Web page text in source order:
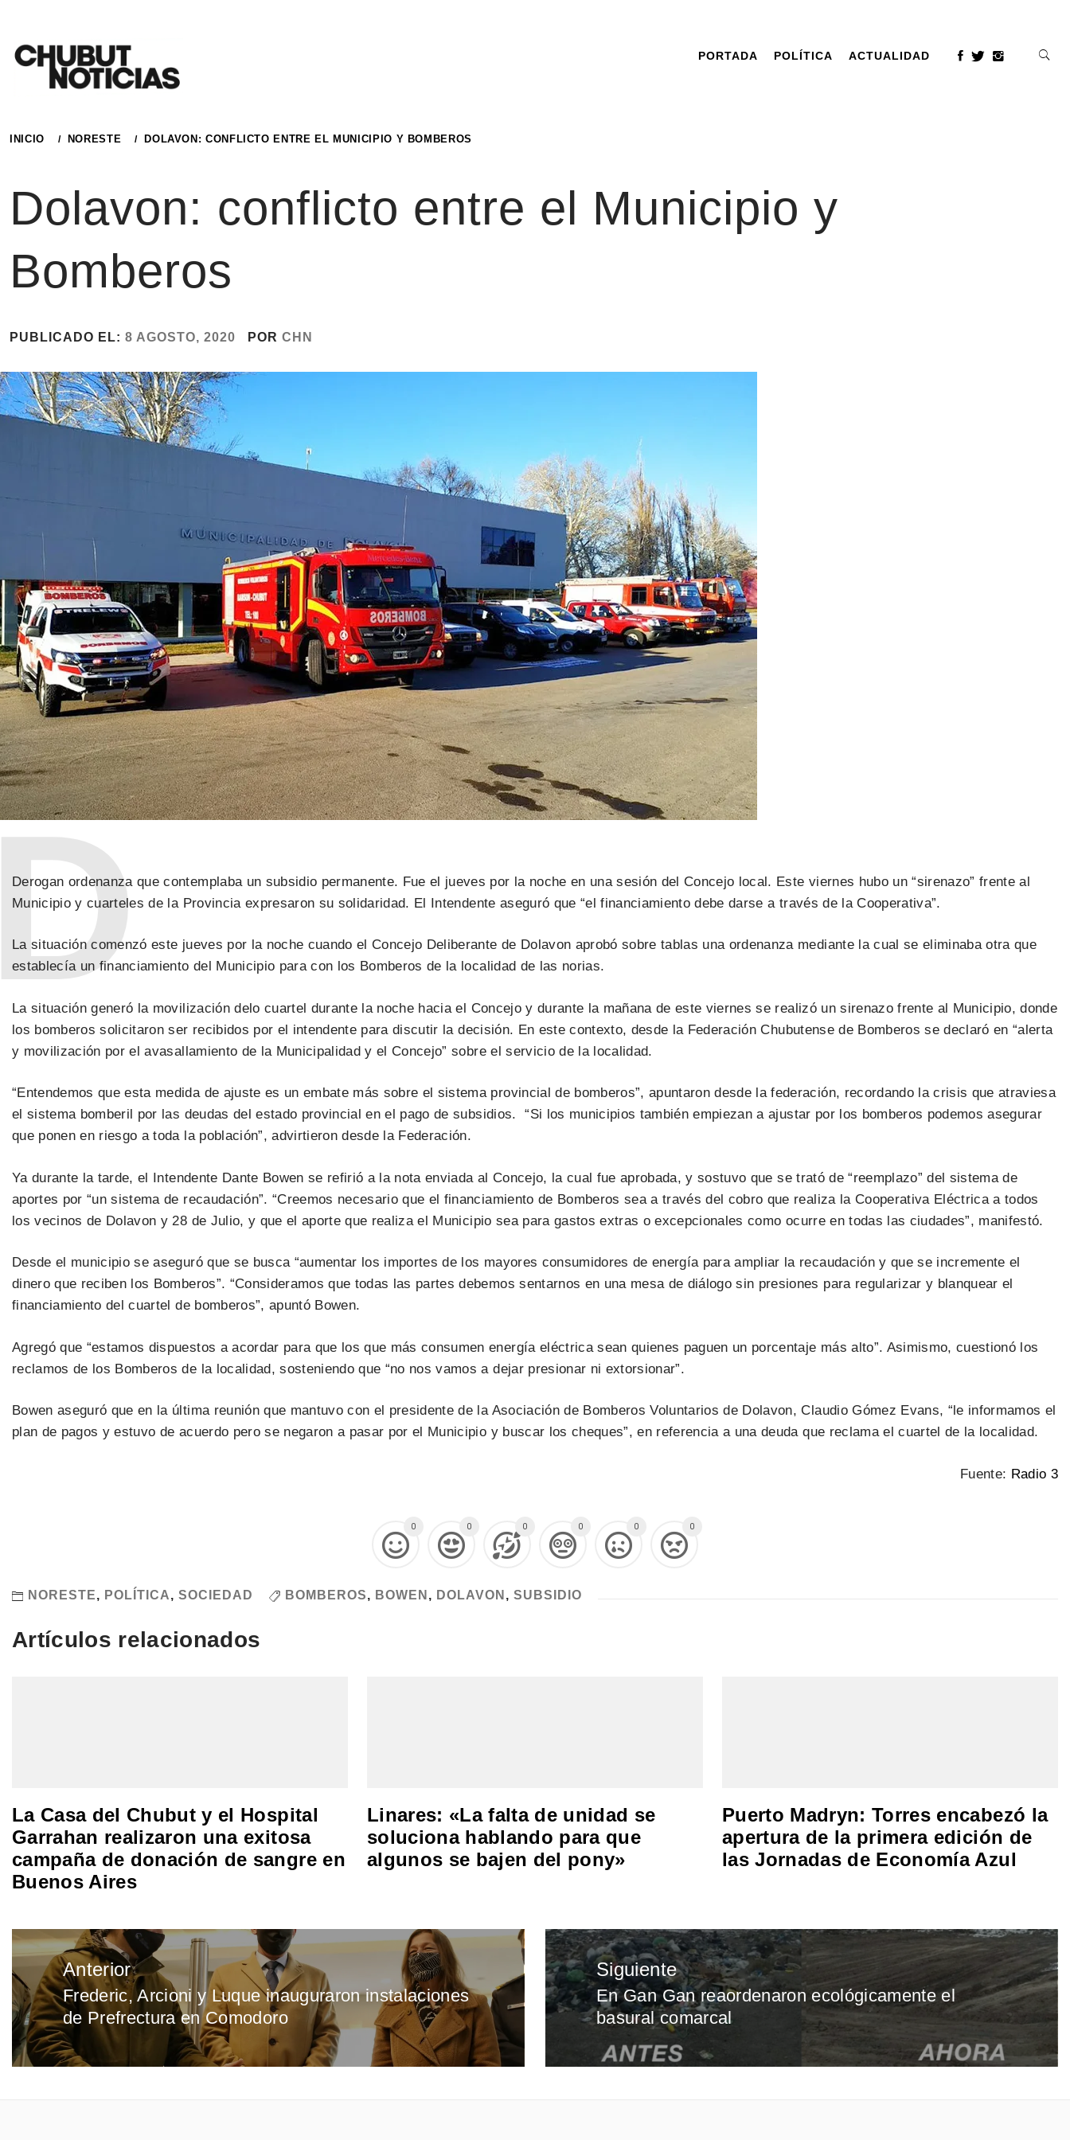
contenido
PORTADA POLÍTICA ACTUALIDAD
INICIO NORESTE DOLAVON: CONFLICTO ENTRE EL MUNICIPIO Y BOMBEROS
Dolavon: conflicto entre el Municipio y
Bomberos
PUBLICADO EL: 8 AGOSTO, 2020 POR CHN
Derogan ordenanza que contemplaba un subsidio permanente. Fue el jueves por la noche en una sesión del Concejo local. Este viernes hubo un “sirenazo” frente al
Municipio y cuarteles de la Provincia expresaron su solidaridad. El Intendente aseguró que “el financiamiento debe darse a través de la Cooperativa”.
La situación comenzó este jueves por la noche cuando el Concejo Deliberante de Dolavon aprobó sobre tablas una ordenanza mediante la cual se eliminaba otra que
establecía un financiamiento del Municipio para con los Bomberos de la localidad de las norias.
La situación generó la movilización delo cuartel durante la noche hacia el Concejo y durante la mañana de este viernes se realizó un sirenazo frente al Municipio, donde
los bomberos solicitaron ser recibidos por el intendente para discutir la decisión. En este contexto, desde la Federación Chubutense de Bomberos se declaró en “alerta
y movilización por el avasallamiento de la Municipalidad y el Concejo” sobre el servicio de la localidad.
“Entendemos que esta medida de ajuste es un embate más sobre el sistema provincial de bomberos”, apuntaron desde la federación, recordando la crisis que atraviesa
el sistema bomberil por las deudas del estado provincial en el pago de subsidios. “Si los municipios también empiezan a ajustar por los bomberos podemos asegurar
que ponen en riesgo a toda la población”, advirtieron desde la Federación.
Ya durante la tarde, el Intendente Dante Bowen se refirió a la nota enviada al Concejo, la cual fue aprobada, y sostuvo que se trató de “reemplazo” del sistema de
aportes por “un sistema de recaudación”. “Creemos necesario que el financiamiento de Bomberos sea a través del cobro que realiza la Cooperativa Eléctrica a todos
los vecinos de Dolavon y 28 de Julio, y que el aporte que realiza el Municipio sea para gastos extras o excepcionales como ocurre en todas las ciudades”, manifestó.
Desde el municipio se aseguró que se busca “aumentar los importes de los mayores consumidores de energía para ampliar la recaudación y que se incremente el
dinero que reciben los Bomberos”. “Consideramos que todas las partes debemos sentarnos en una mesa de diálogo sin presiones para regularizar y blanquear el
financiamiento del cuartel de bomberos”, apuntó Bowen.
Agregó que “estamos dispuestos a acordar para que los que más consumen energía eléctrica sean quienes paguen un porcentaje más alto”. Asimismo, cuestionó los
reclamos de los Bomberos de la localidad, sosteniendo que “no nos vamos a dejar presionar ni extorsionar”.
Bowen aseguró que en la última reunión que mantuvo con el presidente de la Asociación de Bomberos Voluntarios de Dolavon, Claudio Gómez Evans, “le informamos el
plan de pagos y estuvo de acuerdo pero se negaron a pasar por el Municipio y buscar los cheques”, en referencia a una deuda que reclama el cuartel de la localidad.
Fuente: Radio 3
0 0 0 0 0 0
NORESTE, POLÍTICA, SOCIEDAD BOMBEROS, BOWEN , DOLAVON , SUBSIDIO
Artículos relacionados
La Casa del Chubut y el Hospital
Garrahan realizaron una exitosa
campaña de donación de sangre en
Buenos Aires
Linares: «La falta de unidad se
soluciona hablando para que
algunos se bajen del pony»
Puerto Madryn: Torres encabezó la
apertura de la primera edición de
las Jornadas de Economía Azul
Navegación
de
entradas
Anterior
Entrada
anterior:
Frederic, Arcioni y Luque inauguraron instalaciones
de Prefrectura en Comodoro
Siguiente
Entrada
siguiente:
En Gan Gan reaordenaron ecológicamente el
basural comarcal